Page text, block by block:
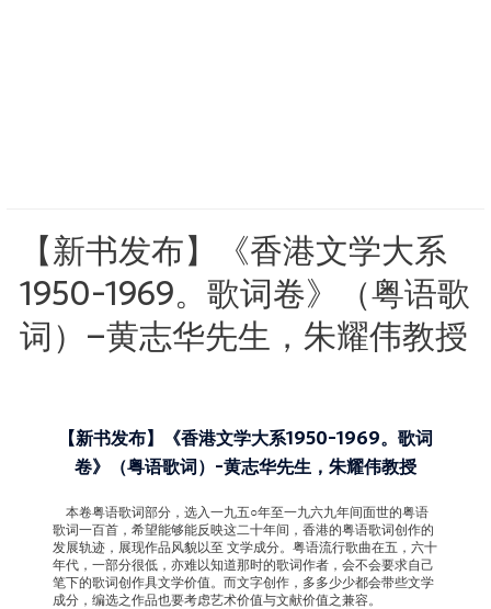
【新书发布】《香港文学大系
1950-1969。歌词卷》（粤语歌
词）–黄志华先生，朱耀伟教授
【新书发布】《香港文学大系1950-1969。歌词
卷》（粤语歌词）-黄志华先生，朱耀伟教授
本卷粤语歌词部分，选入一九五○年至一九六九年间面世的粤语
歌词一百首，希望能够能反映这二十年间，香港的粤语歌词创作的
发展轨迹，展现作品风貌以至 文学成分。粤语流行歌曲在五，六十
年代，一部分很低，亦难以知道那时的歌词作者，会不会要求自己
笔下的歌词创作具文学价值。而文字创作，多多少少都会带些文学
成分，编选之作品也要考虑艺术价值与文献价值之兼容。